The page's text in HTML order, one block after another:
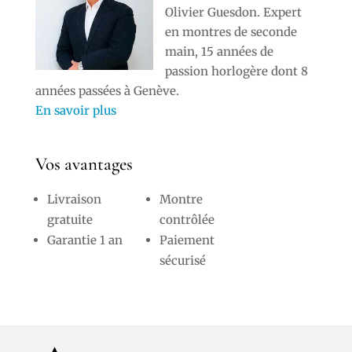
Olivier Guesdon. Expert
en montres de seconde
main, 15 années de
passion horlogère dont 8
années passées à Genève.
En savoir plus
Vos avantages
Livraison
gratuite
Garantie 1 an
Montre
contrôlée
Paiement
sécurisé